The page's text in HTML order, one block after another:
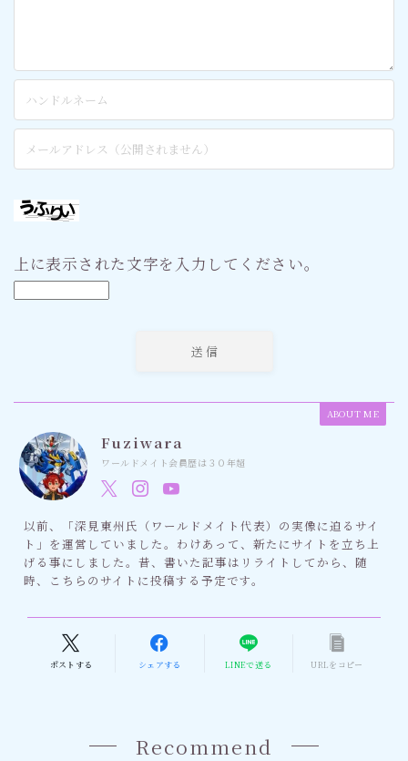
上に表示された文字を入力してください。
ABOUT ME
Fuziwara
ワールドメイト会員歴は３０年超
以前、「深見東州氏（ワールドメイト代表）の実像に迫るサイ
ト」を運営していました。わけあって、新たにサイトを立ち上
げる事にしました。昔、書いた記事はリライトしてから、随
時、こちらのサイトに投稿する予定です。
ポストする シェアする LINEで送る URLをコピー
Recommend